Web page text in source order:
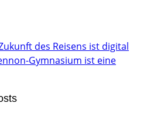
des Reisens ist digital
Gymnasium ist eine